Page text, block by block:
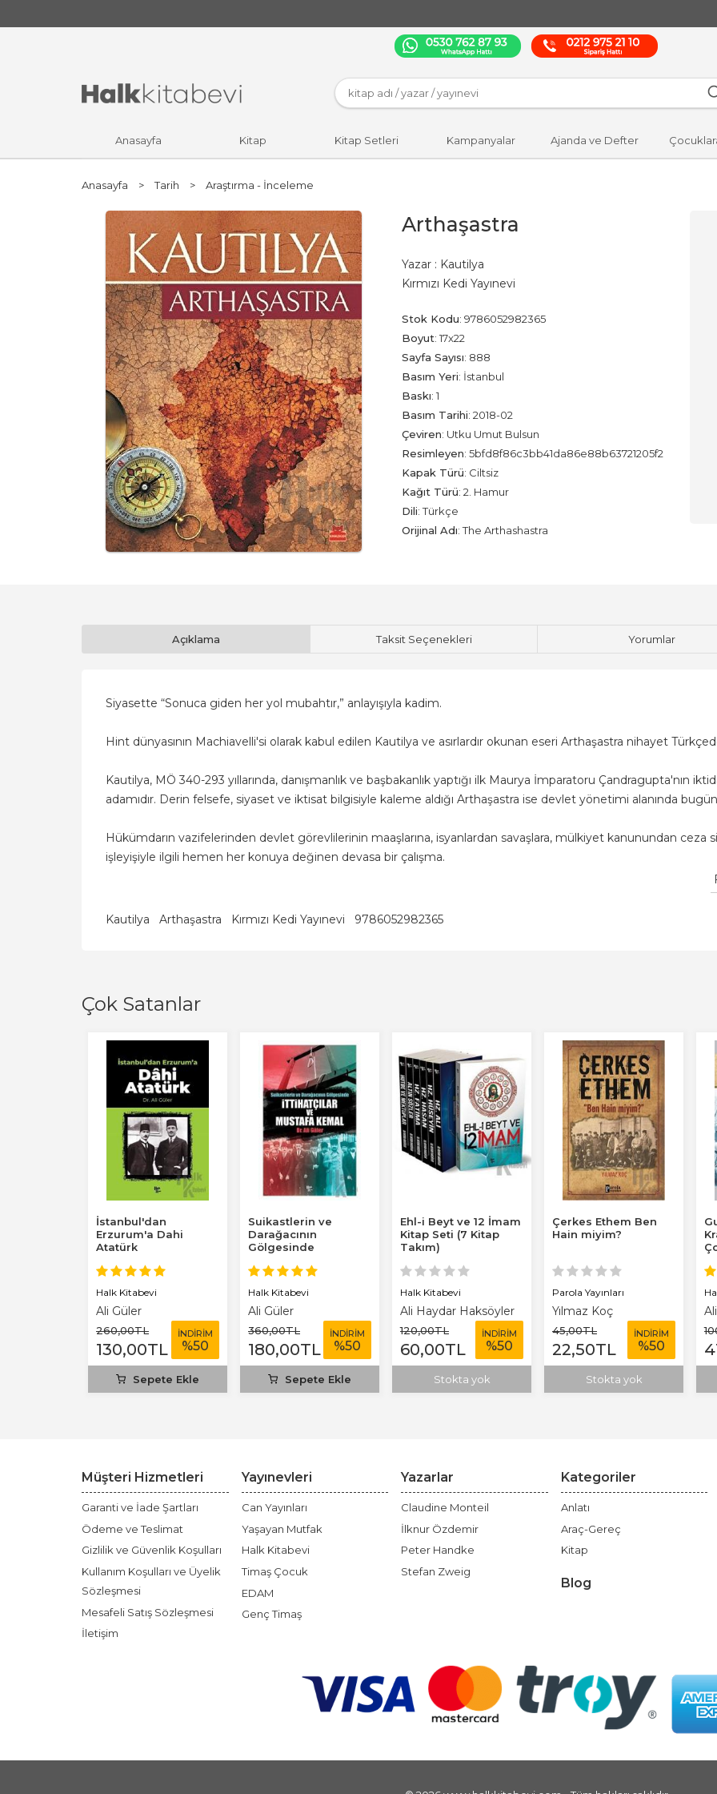
Anasayfa Kitap Kitap Setleri Kampanyalar Ajanda ve Defter
Anasayfa > Tarih > Araştırma - İnceleme
Arthaşastra
Yazar : Kautilya
Kırmızı Kedi Yayınevi
Stok Kodu: 9786052982365
Boyut: 17x22
Sayfa Sayısı: 888
Basım Yeri: İstanbul
Baskı: 1
Basım Tarihi: 2018-02
Çeviren: Utku Umut Bulsun
Resimleyen: 5bfd8f86c3bb41da86e88b63721205f2
Kapak Türü: Ciltsiz
Kağıt Türü: 2. Hamur
Dili:Türkçe
Orijinal Adı:The Arthashastra
Açıklama Taksit Seçenekleri Yorumlar
Siyasette “Sonuca giden her yol mubahtır,” anlayışıyla kadim.
Hint dünyasının Machiavelli'si olarak kabul edilen Kautilya ve asırlardır okunan eseri Arthaşastra nihayet
Kautilya, MÖ 340-293 yıllarında, danışmanlık ve başbakanlık yaptığı ilk Maurya İmparatoru Çandragupta'nın
adamıdır. Derin felsefe, siyaset ve iktisat bilgisiyle kaleme aldığı Arthaşastra ise devlet yönetimi alanında
Hükümdarın vazifelerinden devlet görevlilerinin maaşlarına, isyanlardan savaşlara, mülkiyet kanunundan ceza
işleyişiyle ilgili hemen her konuya değinen devasa bir çalışma.
Kautilya Arthaşastra Kırmızı Kedi Yayınevi 9786052982365
Çok Satanlar
İstanbul'dan
Erzurum'a Dahi
Atatürk
Halk Kitabevi
Ali Güler
260,00TL
130,00TL
İNDİRİM
%50
Sepete Ekle
Suikastlerin ve
Darağacının
Gölgesinde
Mustafa Kemal
Halk Kitabevi
Ali Güler
360,00TL
180,00TL
İNDİRİM
%50
Sepete Ekle
Ehl-i Beyt ve 12 İmam
Kitap Seti (7 Kitap
Takım)
Halk Kitabevi
Ali Haydar Haksöyler
120,00TL
60,00TL
İNDİRİM
%50
Stokta yok
Çerkes Ethem Ben
Hain miyim?
Parola Yayınları
Yılmaz Koç
45,00TL
22,50TL
İNDİRİM
%50
Stokta yok
Müşteri Hizmetleri
Garanti ve İade Şartları
Ödeme ve Teslimat
Gizlilik ve Güvenlik Koşulları
Kullanım Koşulları ve Üyelik
Sözleşmesi
Mesafeli Satış Sözleşmesi
İletişim
Yayınevleri
Can Yayınları
Yaşayan Mutfak
Halk Kitabevi
Timaş Çocuk
EDAM
Genç Timaş
Yazarlar
Claudine Monteil
İlknur Özdemir
Peter Handke
Stefan Zweig
Kategoriler
Anlatı
Araç-Gereç
Kitap
Blog